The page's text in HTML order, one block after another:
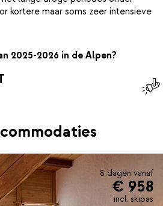
kortere maar soms zeer intensieve
2025-2026 in de Alpen?
8 dagen vanaf
€ 958
incl. skipas